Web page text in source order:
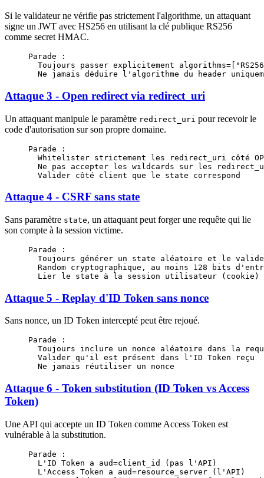
Si le validateur ne vérifie pas strictement l'algorithme, un attaquant
signe un JWT avec HS256 en utilisant la clé publique RS256
comme secret HMAC.
Parade :
Toujours passer explicitement
Ne jamais déduire l'algorithme du header
Attaque 3 - Open redirect via redirect_uri
Un attaquant manipule le paramètre redirect_uri pour recevoir le
code d'autorisation sur son propre domaine.
Parade :
Whitelister strictement les redirect_uri côté
Ne pas accepter les wildcards sur les
  Valider côté client que le state correspond
Attaque 4 - CSRF sans state
Sans paramètre state, un attaquant peut forger une requête qui lie
son compte à la session victime.
Parade :
Toujours générer un state aléatoire et le
Random cryptographique, au moins 128 bits
  Lier le state à la session utilisateur (cookie)
Attaque 5 - Replay d'ID Token sans nonce
Sans nonce, un ID Token intercepté peut être rejoué.
Parade :
Toujours inclure un nonce aléatoire dans la
  Valider qu'il est présent dans l'ID Token reçu
  Ne jamais réutiliser un nonce
Attaque 6 - Token substitution (ID Token vs Access
Token)
Une API qui accepte un ID Token comme Access Token est
vulnérable à la substitution.
Parade :
  L'ID Token a aud=client_id (pas l'API)
  L'Access Token a aud=resource_server (l'API)